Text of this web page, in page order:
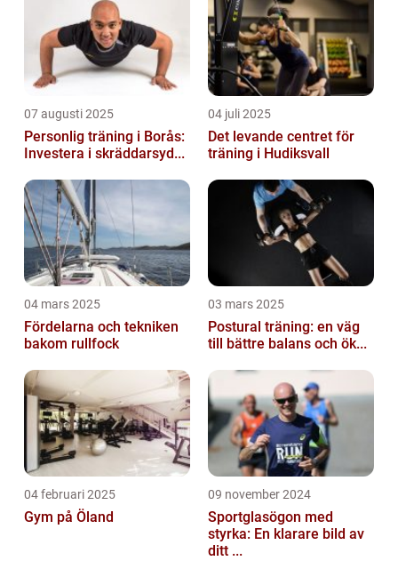
07 augusti 2025
Personlig träning i Borås:
Investera i skräddarsyd...
04 juli 2025
Det levande centret för
träning i Hudiksvall
04 mars 2025
Fördelarna och tekniken
bakom rullfock
03 mars 2025
Postural träning: en väg
till bättre balans och ök...
04 februari 2025
Gym på Öland
09 november 2024
Sportglasögon med
styrka: En klarare bild av
ditt ...